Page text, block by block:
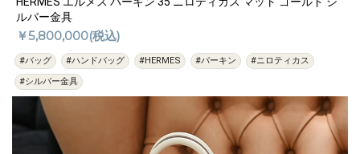
ルバー金具
￥5,800,000(税込)
#バッグ #ハンドバッグ #HERMES #バーキン
#ニロティカス
#シルバー金具